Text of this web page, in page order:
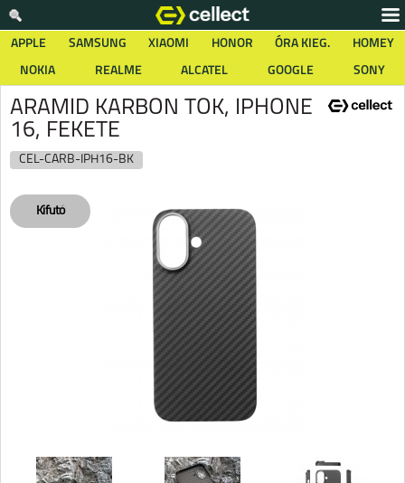
APPLE SAMSUNG XIAOMI HONOR ÓRA KIEG.
HOMEY
NOKIA
REALME ALCATEL GOOGLE SONY
ARAMID KARBON TOK, IPHONE
16, FEKETE
CEL-CARB-IPH16-BK